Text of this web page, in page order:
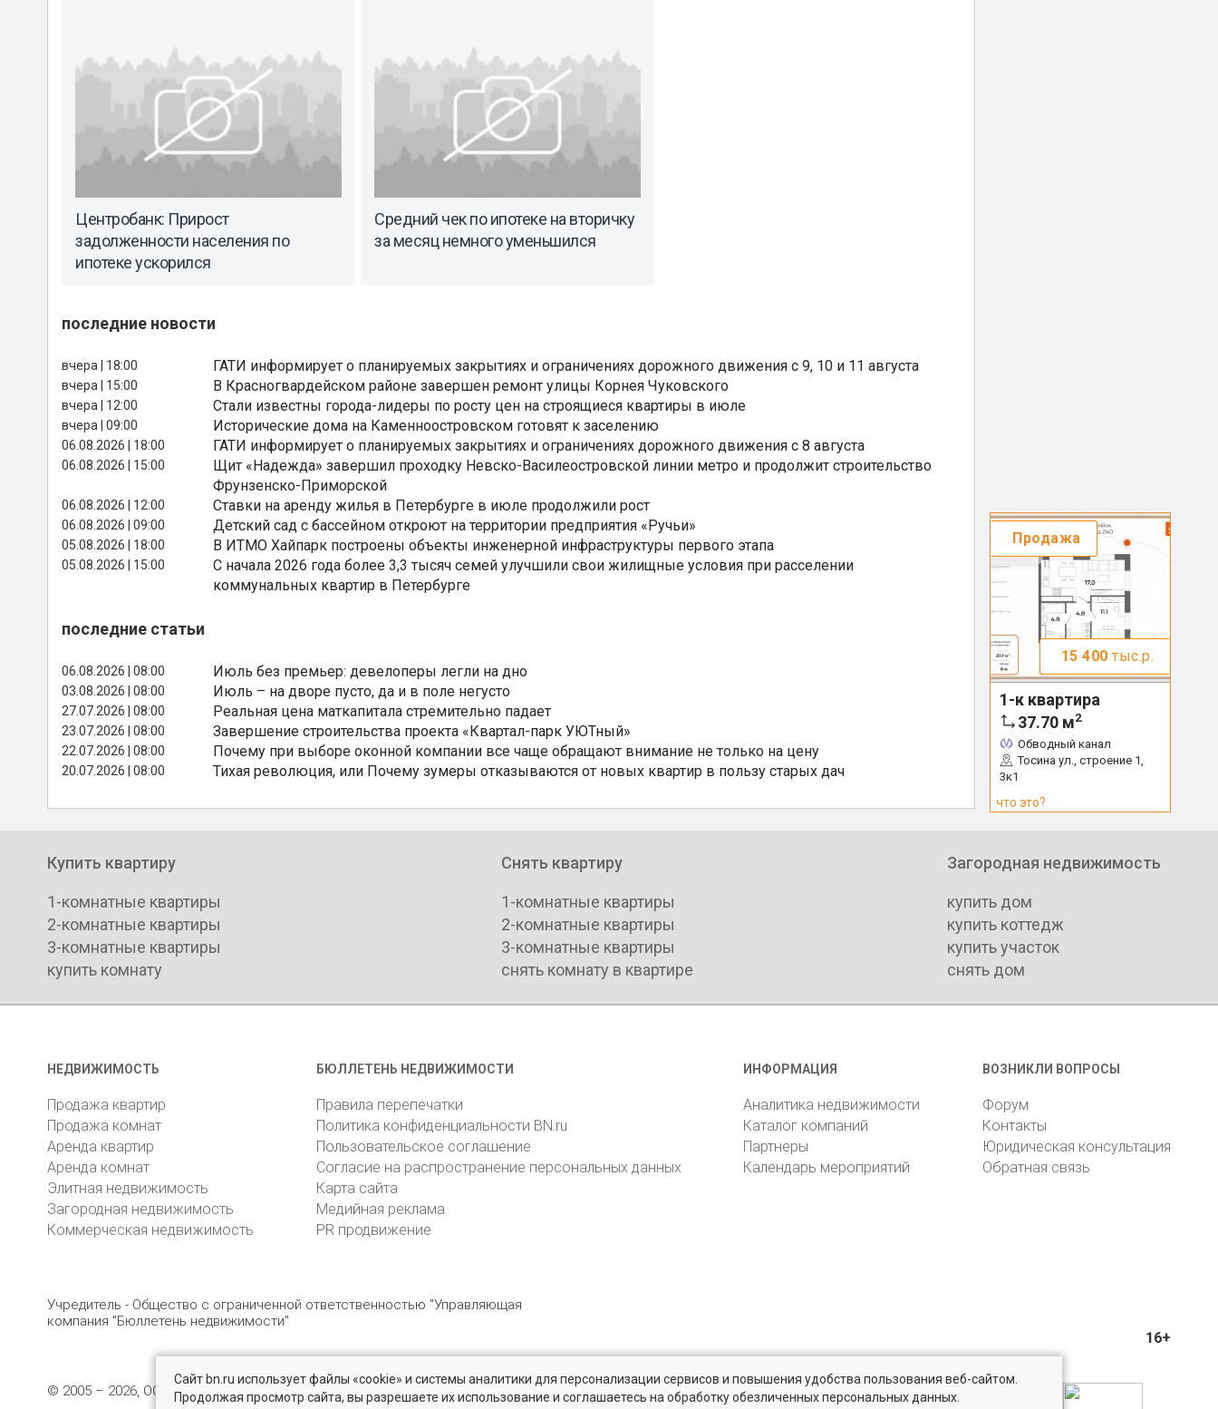
Центробанк: Прирост
задолженности населения по
ипотеке ускорился
Средний чек по ипотеке на вторичку
за месяц немного уменьшился
последние новости
вчера | 18:00 ГАТИ информирует о планируемых закрытиях и ограничениях дорожного движения с 9, 10 и 11 августа
вчера | 15:00 В Красногвардейском районе завершен ремонт улицы Корнея Чуковского
вчера | 12:00 Стали известны города-лидеры по росту цен на строящиеся квартиры в июле
вчера | 09:00 Исторические дома на Каменноостровском готовят к заселению
06.08.2026 | 18:00 ГАТИ информирует о планируемых закрытиях и ограничениях дорожного движения с 8 августа
06.08.2026 | 15:00
Щит «Надежда» завершил проходку Невско-Василеостровской линии метро и продолжит строительство
Фрунзенско-Приморской
06.08.2026 | 12:00 Ставки на аренду жилья в Петербурге в июле продолжили рост
06.08.2026 | 09:00 Детский сад с бассейном откроют на территории предприятия «Ручьи»
05.08.2026 | 18:00 В ИТМО Хайпарк построены объекты инженерной инфраструктуры первого этапа
05.08.2026 | 15:00
С начала 2026 года более 3,3 тысяч семей улучшили свои жилищные условия при расселении
коммунальных квартир в Петербурге
последние статьи
06.08.2026 | 08:00 Июль без премьер: девелоперы легли на дно
03.08.2026 | 08:00 Июль – на дворе пусто, да и в поле негусто
27.07.2026 | 08:00 Реальная цена маткапитала стремительно падает
23.07.2026 | 08:00 Завершение строительства проекта «Квартал-парк УЮТный»
22.07.2026 | 08:00 Почему при выборе оконной компании все чаще обращают внимание не только на цену
20.07.2026 | 08:00 Тихая революция, или Почему зумеры отказываются от новых квартир в пользу старых дач
Продажа
15 400 тыс.р.
1-к квартира
37.70 м2
Обводный канал
Тосина ул., строение 1,
3к1
что это?
Купить квартиру
1-комнатные квартиры
2-комнатные квартиры
3-комнатные квартиры
купить комнату
Снять квартиру
1-комнатные квартиры
2-комнатные квартиры
3-комнатные квартиры
снять комнату в квартире
Загородная недвижимость
купить дом
купить коттедж
купить участок
снять дом
НЕДВИЖИМОСТЬ
Продажа квартир
Продажа комнат
Аренда квартир
Аренда комнат
Элитная недвижимость
Загородная недвижимость
Коммерческая недвижимость
БЮЛЛЕТЕНЬ НЕДВИЖИМОСТИ
Правила перепечатки
Политика конфиденциальности BN.ru
Пользовательское соглашение
Согласие на распространение персональных данных
Карта сайта
Медийная реклама
PR продвижение
ИНФОРМАЦИЯ
Аналитика недвижимости
Каталог компаний
Партнеры
Календарь мероприятий
ВОЗНИКЛИ ВОПРОСЫ
Форум
Контакты
Юридическая консультация
Обратная связь
Учредитель - Общество с ограниченной ответственностью "Управляющая
компания "Бюллетень недвижимости"
16+
© 2005 – 2026, ООО «УК «БН» 8 (812) 331-93-56 196105, Санкт-Петербург, пр. Юрия Гагарина, 1 reklama@bn.ru
Сайт bn.ru использует файлы «cookie» и системы аналитики для персонализации сервисов и повышения удобства пользования веб-сайтом.
Продолжая просмотр сайта, вы разрешаете их использование и соглашаетесь на обработку обезличенных персональных данных.